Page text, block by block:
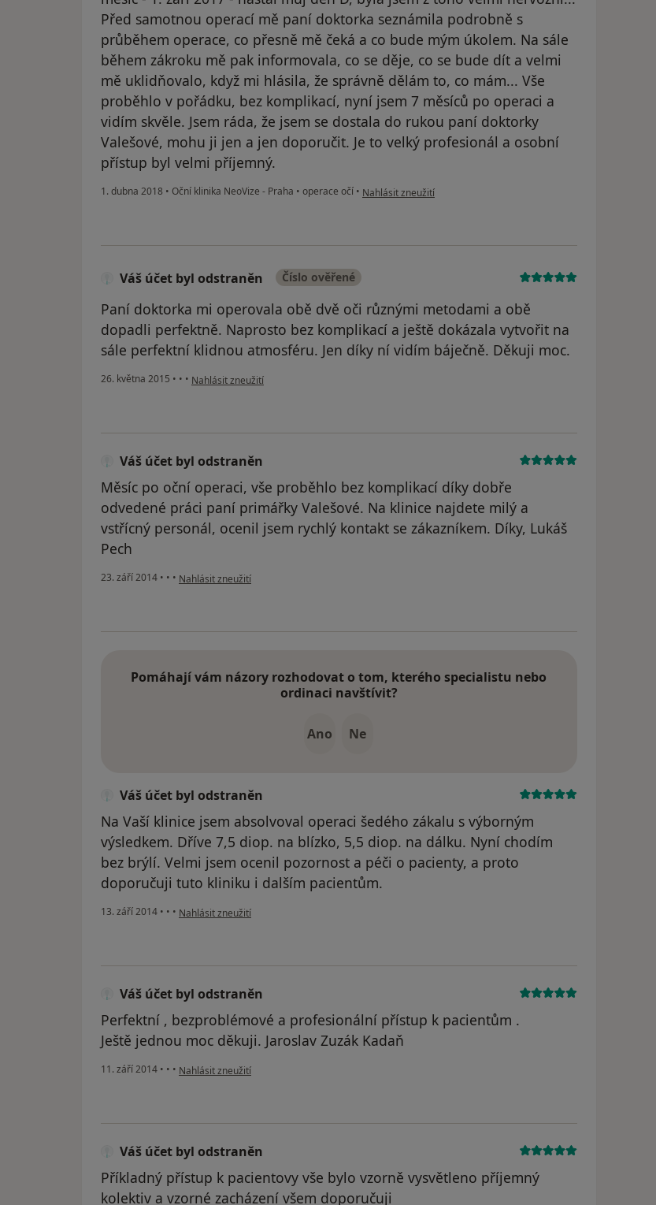
Před samotnou operací mě paní doktorka seznámila podrobně s
průběhem operace, co přesně mě čeká a co bude mým úkolem. Na sále
během zákroku mě pak informovala, co se děje, co se bude dít a velmi
mě uklidňovalo, když mi hlásila, že správně dělám to, co mám... Vše
proběhlo v pořádku, bez komplikací, nyní jsem 7 měsíců po operaci a
vidím skvěle. Jsem ráda, že jsem se dostala do rukou paní doktorky
Valešové, mohu ji jen a jen doporučit. Je to velký profesionál a osobní
přístup byl velmi příjemný.
1. dubna 2018 • Oční klinika NeoVize - Praha • operace očí • podle názoru uživatele Váš účet byl odstraněn
Nahlásit zneužití
Váš účet byl odstraněn Číslo ověřené
Paní doktorka mi operovala obě dvě oči různými metodami a obě
dopadli perfektně. Naprosto bez komplikací a ještě dokázala vytvořit na
sále perfektní klidnou atmosféru. Jen díky ní vidím báječně. Děkuji moc.
26. května 2015 • • • podle názoru uživatele Váš účet byl odstraněn
Nahlásit zneužití
Váš účet byl odstraněn
Měsíc po oční operaci, vše proběhlo bez komplikací díky dobře
odvedené práci paní primářky Valešové. Na klinice najdete milý a
vstřícný personál, ocenil jsem rychlý kontakt se zákazníkem. Díky, Lukáš
Pech
23. září 2014 • • • podle názoru uživatele Váš účet byl odstraněn
Nahlásit zneužití
Pomáhají vám názory rozhodovat o tom, kterého specialistu nebo
ordinaci navštívit?
Ano Ne
Váš účet byl odstraněn
Na Vaší klinice jsem absolvoval operaci šedého zákalu s výborným
výsledkem. Dříve 7,5 diop. na blízko, 5,5 diop. na dálku. Nyní chodím
bez brýlí. Velmi jsem ocenil pozornost a péči o pacienty, a proto
doporučuji tuto kliniku i dalším pacientům.
13. září 2014 • • • podle názoru uživatele Váš účet byl odstraněn
Nahlásit zneužití
Váš účet byl odstraněn
Perfektní , bezproblémové a profesionální přístup k pacientům .
Ještě jednou moc děkuji. Jaroslav Zuzák Kadaň
11. září 2014 • • • podle názoru uživatele Váš účet byl odstraněn
Nahlásit zneužití
Váš účet byl odstraněn
Příkladný přístup k pacientovy vše bylo vzorně vysvětleno příjemný
kolektiv a vzorné zacházení všem doporučuji